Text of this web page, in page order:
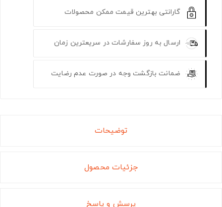
گارانتی بهترین قیمت ممکن محصولات
ارسال به روز سفارشات در سریعترین زمان
ضمانت بازگشت وجه در صورت عدم رضایت
توضیحات
جزئیات محصول
پرسش و پاسخ